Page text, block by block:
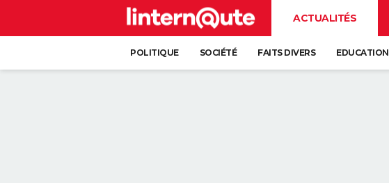
ACTUALITÉS
POLITIQUE SOCIÉTÉ FAITS DIVERS EDUCATION